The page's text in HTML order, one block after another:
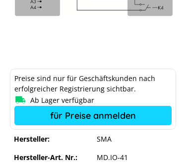
Hersteller:
SMA
Hersteller-Art. Nr.:
MD.IO-41
Preise sind nur für Geschäftskunden nach
erfolgreicher Registrierung sichtbar.
Ab Lager verfügbar
für Preise anmelden